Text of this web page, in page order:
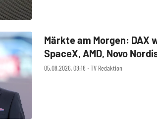
05.08.2026, 08:18 ‧ TV Redaktion
Märkte am Morgen: DAX
SpaceX, AMD, Novo